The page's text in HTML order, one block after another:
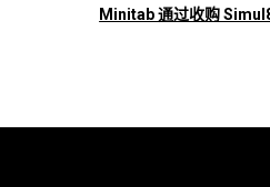
Minitab 通过收购